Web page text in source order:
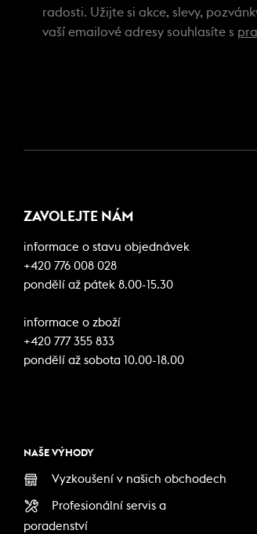
radosti. Užijte si akce, slevy,
vaší emailové adresy souhlasíte s
ZAVOLEJTE NÁM
informace o stavu objednávek
+420 776 008 028
pondělí až pátek 8.00-15.30
informace o zboží
+420 777 355 833
pondělí až sobota 10.00-18.00
NAŠE VÝHODY
Vyzkoušení v našich obchodech
Profesionální servis a
poradenství